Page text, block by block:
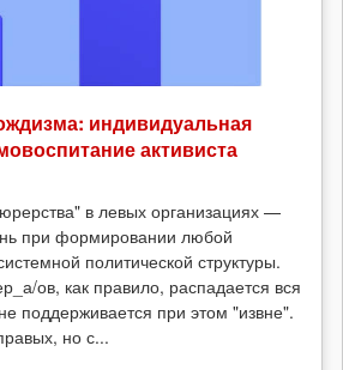
индивидуальная
активиста
в левых организациях —
при формировании любой
политической структуры.
ов, как правило, распадается вся
поддерживается при этом "извне".
но с...